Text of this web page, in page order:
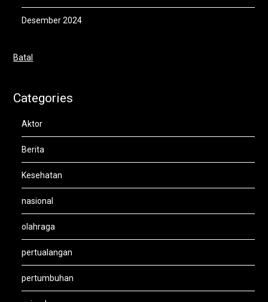
Desember 2024
Batal
Categories
Aktor
Berita
Kesehatan
nasional
olahraga
pertualangan
pertumbuhan